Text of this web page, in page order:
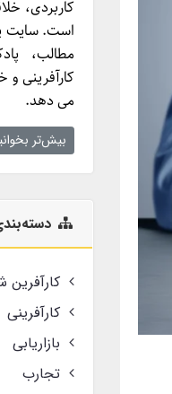
کاربردی،
است. سایت
مطالب،
کارآفرینی و
می ­دهد.
بیش‌تر
کارآفرین
کارآفرینی
بازاریابی
تجارب